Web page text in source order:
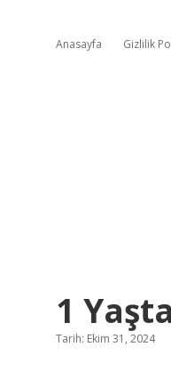
Anasayfa Gizlilik
1
Tarih: Ekim 31, 2024